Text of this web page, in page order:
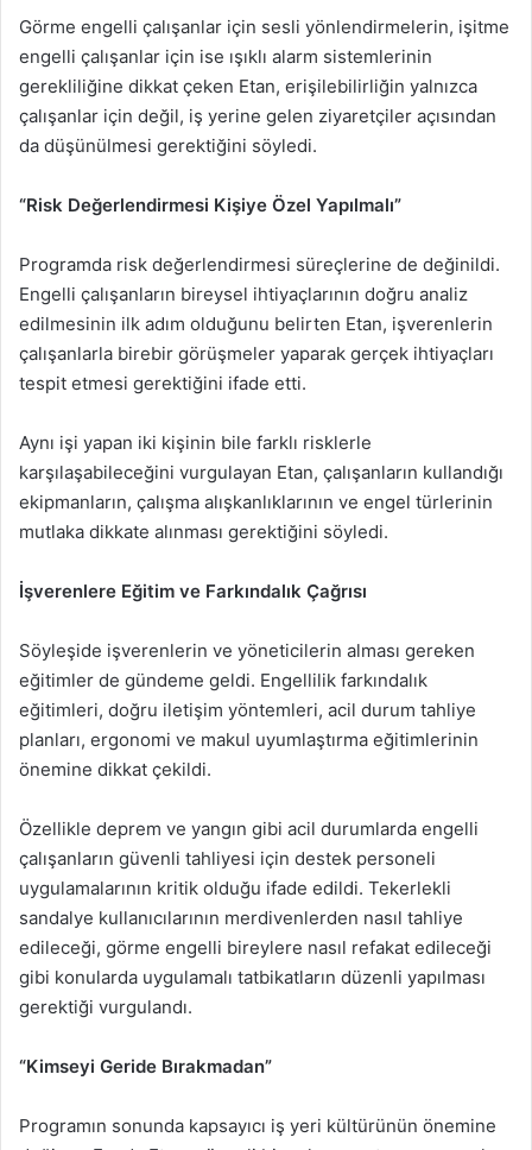
Görme engelli çalışanlar için sesli yönlendirmelerin, işitme
engelli çalışanlar için ise ışıklı alarm sistemlerinin
gerekliliğine dikkat çeken Etan, erişilebilirliğin yalnızca
çalışanlar için değil, iş yerine gelen ziyaretçiler açısından
da düşünülmesi gerektiğini söyledi.
“Risk Değerlendirmesi Kişiye Özel Yapılmalı”
Programda risk değerlendirmesi süreçlerine de değinildi.
Engelli çalışanların bireysel ihtiyaçlarının doğru analiz
edilmesinin ilk adım olduğunu belirten Etan, işverenlerin
çalışanlarla birebir görüşmeler yaparak gerçek ihtiyaçları
tespit etmesi gerektiğini ifade etti.
Aynı işi yapan iki kişinin bile farklı risklerle
karşılaşabileceğini vurgulayan Etan, çalışanların kullandığı
ekipmanların, çalışma alışkanlıklarının ve engel türlerinin
mutlaka dikkate alınması gerektiğini söyledi.
İşverenlere Eğitim ve Farkındalık Çağrısı
Söyleşide işverenlerin ve yöneticilerin alması gereken
eğitimler de gündeme geldi. Engellilik farkındalık
eğitimleri, doğru iletişim yöntemleri, acil durum tahliye
planları, ergonomi ve makul uyumlaştırma eğitimlerinin
önemine dikkat çekildi.
Özellikle deprem ve yangın gibi acil durumlarda engelli
çalışanların güvenli tahliyesi için destek personeli
uygulamalarının kritik olduğu ifade edildi. Tekerlekli
sandalye kullanıcılarının merdivenlerden nasıl tahliye
edileceği, görme engelli bireylere nasıl refakat edileceği
gibi konularda uygulamalı tatbikatların düzenli yapılması
gerektiği vurgulandı.
“Kimseyi Geride Bırakmadan”
Programın sonunda kapsayıcı iş yeri kültürünün önemine